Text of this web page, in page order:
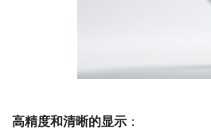
高精度和清晰的显示 ：